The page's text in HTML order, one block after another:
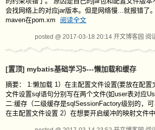
会找网络上的对应jar版本。但是网络慢...就报错了
maven在pom.xm
阅读全文
posted @ 2017-03-18 20:14 开文博客园 阅
[置顶] mybatis基础学习5---懒加载和缓存
摘要： 1:懒加载 1）在主配置文件设置(要放在配置
文件设置sql语句分别写在两个文件(如user表对应
二:缓存（二级缓存是sqlSessionFactory级别的，可
在主配置文件设置 2）在想要开启缓冲的映射文件